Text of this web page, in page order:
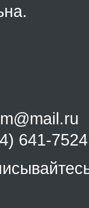
641-7524